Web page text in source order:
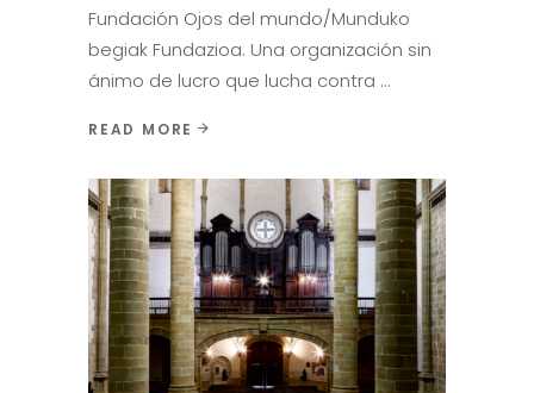
Fundación Ojos del mundo/Munduko
begiak Fundazioa. Una organización sin
ánimo de lucro que lucha contra
READ MORE